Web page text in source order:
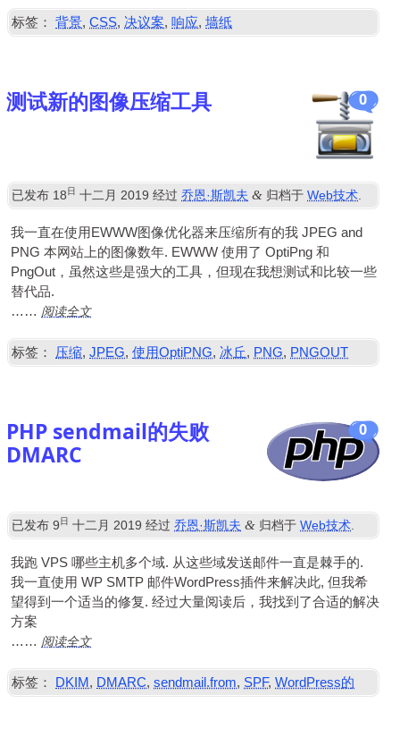
标签： 背景,CSS, 决议案, 响应,墙纸
0
测试新的图像压缩工具
已发布 18日 十二月 2019 经过乔恩·斯凯夫 & 归档于Web技术
我一直在使用EWWW图像优化器来压缩所有的我JPEG and
PNG 本网站上的图像数年. EWWW 使用了 OptiPng 和
PngOut，虽然这些是强大的工具，但现在我想测试和比较一些
替代品.
…… 阅读全文
标签： 压缩,JPEG,使用OptiPNG, 冰丘, PNG, PNGOUT
0
PHP sendmail的失败
DMARC
已发布9日 十二月 2019 经过乔恩·斯凯夫 & 归档于Web技术
我跑VPS 哪些主机多个域. 从这些域发送邮件一直是棘手的.
我一直使用WP SMTP 邮件WordPress插件来解决此, 但我希
望得到一个适当的修复. 经过大量阅读后，我找到了合适的解决
方案
…… 阅读全文
标签： DKIM , DMARC,sendmail.from, SPF,WordPress的